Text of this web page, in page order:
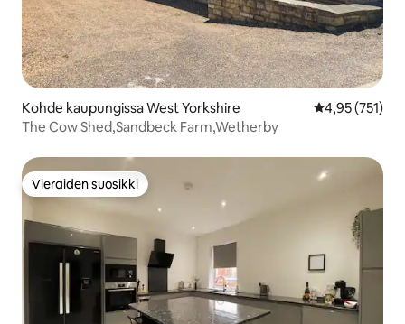
Kohde kaupungissa West Yorkshire
4,95 (751)
The Cow Shed,Sandbeck Farm,Wetherby
Vieraiden suosikki
Vieraiden suosikki